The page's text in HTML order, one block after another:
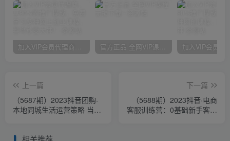
加入VIP会员代理商，享90%的推广提成，免费学习多种网上创业课程，菜鸟秒变大神！ 官方正品 全网VIP课程 无损下载~
上一篇
（5687期）2023抖音团购-
本地同城生活运营策略 当下
下一篇
（5688期）2023抖音·电商
客服训练营：0基础新手客服